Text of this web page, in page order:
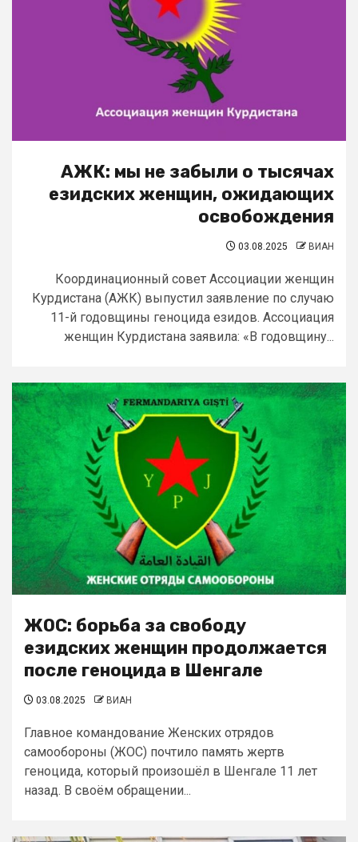
АЖК: мы не забыли о тысячах
езидских женщин, ожидающих
освобождения
03.08.2025 ВИАН
Координационный совет Ассоциации женщин
Курдистана (АЖК) выпустил заявление по случаю
11-й годовщины геноцида езидов. Ассоциация
женщин Курдистана заявила: «В годовщину...
ЖОС: борьба за свободу
езидских женщин продолжается
после геноцида в Шенгале
03.08.2025 ВИАН
Главное командование Женских отрядов
самообороны (ЖОС) почтило память жертв
геноцида, который произошёл в Шенгале 11 лет
назад. В своём обращении...